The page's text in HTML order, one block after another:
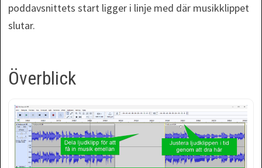
poddavsnittets start ligger i linje med där musikklippet
slutar.
Överblick